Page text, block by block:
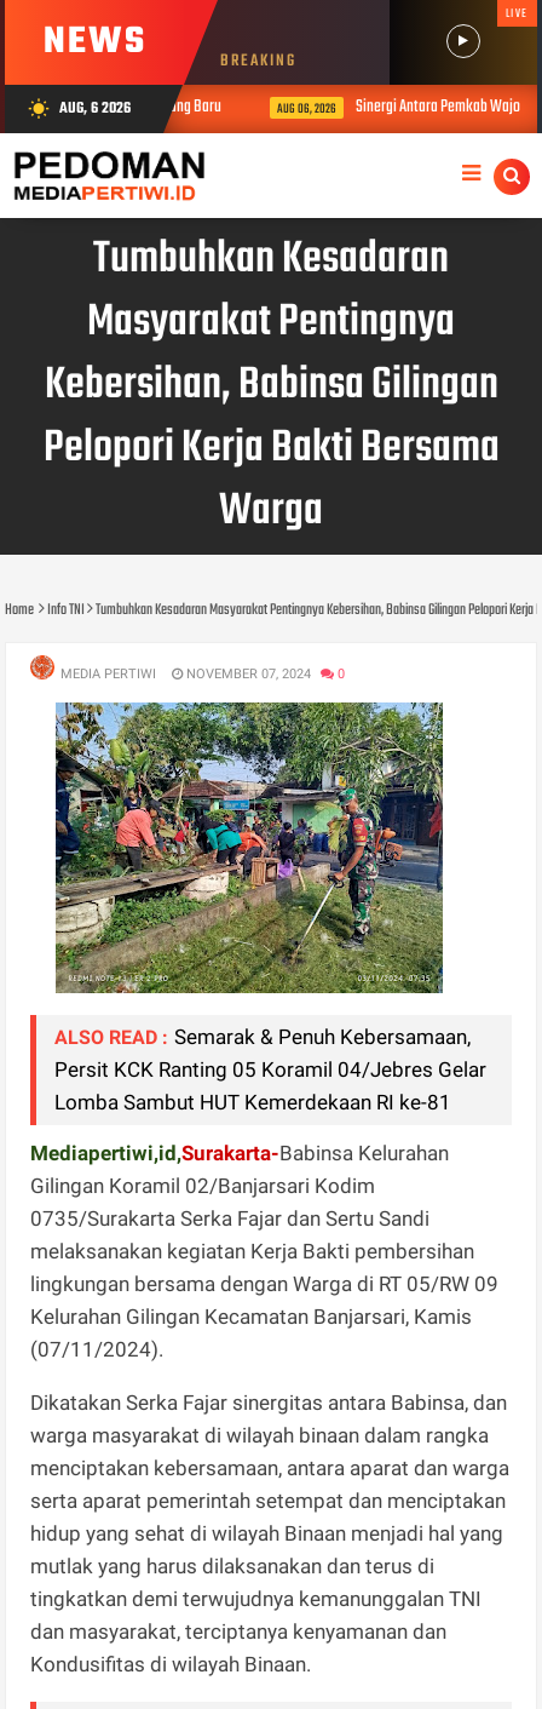
NEWS BREAKING
LIVE
wb_sunny AUG, 6 2026
Kapolres Wajo yang Baru AUG 06, 2026 Sinergi Antara Pemkab Wajo dan
Tumbuhkan Kesadaran
Masyarakat Pentingnya
Kebersihan, Babinsa Gilingan
Pelopori Kerja Bakti Bersama
Warga
Home Info TNI Tumbuhkan Kesadaran Masyarakat Pentingnya Kebersihan, Babinsa Gilingan Pelopori
MEDIA PERTIWI NOVEMBER 07, 2024 0
ALSO READ : Semarak & Penuh Kebersamaan,
Persit KCK Ranting 05 Koramil 04/Jebres Gelar
Lomba Sambut HUT Kemerdekaan RI ke-81
Mediapertiwi,id,Surakarta-Babinsa Kelurahan
Gilingan Koramil 02/Banjarsari Kodim
0735/Surakarta Serka Fajar dan Sertu Sandi
melaksanakan kegiatan Kerja Bakti pembersihan
lingkungan bersama dengan Warga di RT 05/RW 09
Kelurahan Gilingan Kecamatan Banjarsari, Kamis
(07/11/2024).
Dikatakan Serka Fajar sinergitas antara Babinsa, dan
warga masyarakat di wilayah binaan dalam rangka
menciptakan kebersamaan, antara aparat dan warga
serta aparat pemerintah setempat dan menciptakan
hidup yang sehat di wilayah Binaan menjadi hal yang
mutlak yang harus dilaksanakan dan terus di
tingkatkan demi terwujudnya kemanunggalan TNI
dan masyarakat, terciptanya kenyamanan dan
Kondusifitas di wilayah Binaan.